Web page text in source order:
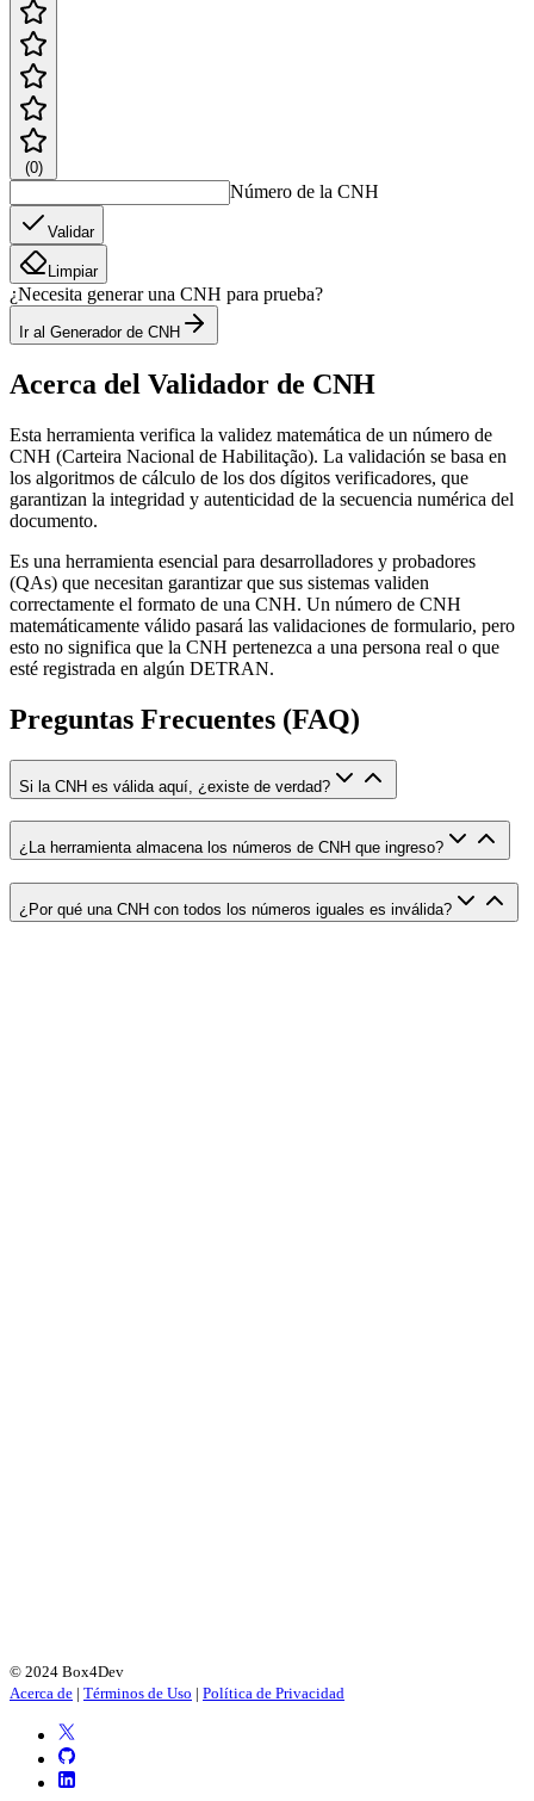
(0)
Número de la CNH
Validar
Limpiar
¿Necesita generar una CNH para prueba?
Ir al Generador de CNH
Acerca del Validador de CNH
Esta herramienta verifica la validez matemática de un número de
CNH (Carteira Nacional de Habilitação). La validación se basa en
los algoritmos de cálculo de los dos dígitos verificadores, que
garantizan la integridad y autenticidad de la secuencia numérica del
documento.
Es una herramienta esencial para desarrolladores y probadores
(QAs) que necesitan garantizar que sus sistemas validen
correctamente el formato de una CNH. Un número de CNH
matemáticamente válido pasará las validaciones de formulario, pero
esto no significa que la CNH pertenezca a una persona real o que
esté registrada en algún DETRAN.
Preguntas Frecuentes (FAQ)
Si la CNH es válida aquí, ¿existe de verdad?
¿La herramienta almacena los números de CNH que ingreso?
¿Por qué una CNH con todos los números iguales es inválida?
© 2024 Box4Dev
Acerca de | Términos de Uso | Política de Privacidad